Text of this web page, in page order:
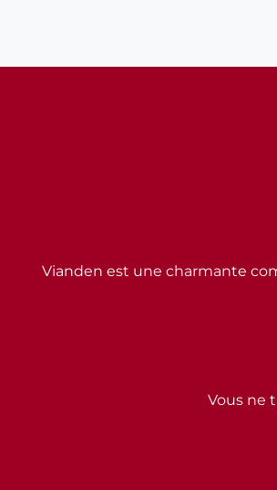
Vous ne
Vianden est une charmante